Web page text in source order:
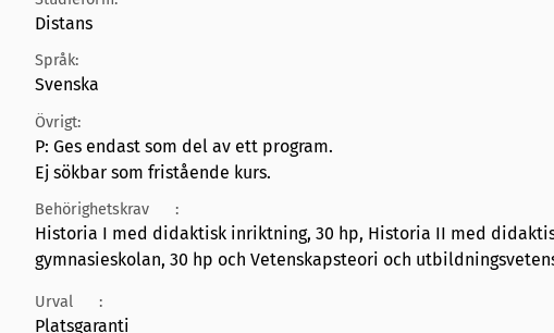
Distans
Språk:
Svenska
Övrigt:
P: Ges endast som del av ett program.
Ej sökbar som fristående kurs.
Behörighetskrav :
Historia I med didaktisk inriktning, 30 hp, Historia II med
gymnasieskolan, 30 hp och Vetenskapsteori och
Urval :
Platsgaranti